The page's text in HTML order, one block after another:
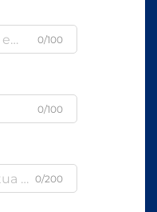
0/100
0/100
0/200